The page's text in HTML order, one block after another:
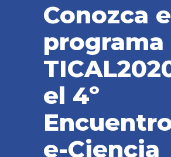
Conozca
programa
el 4º
e-Ciencia